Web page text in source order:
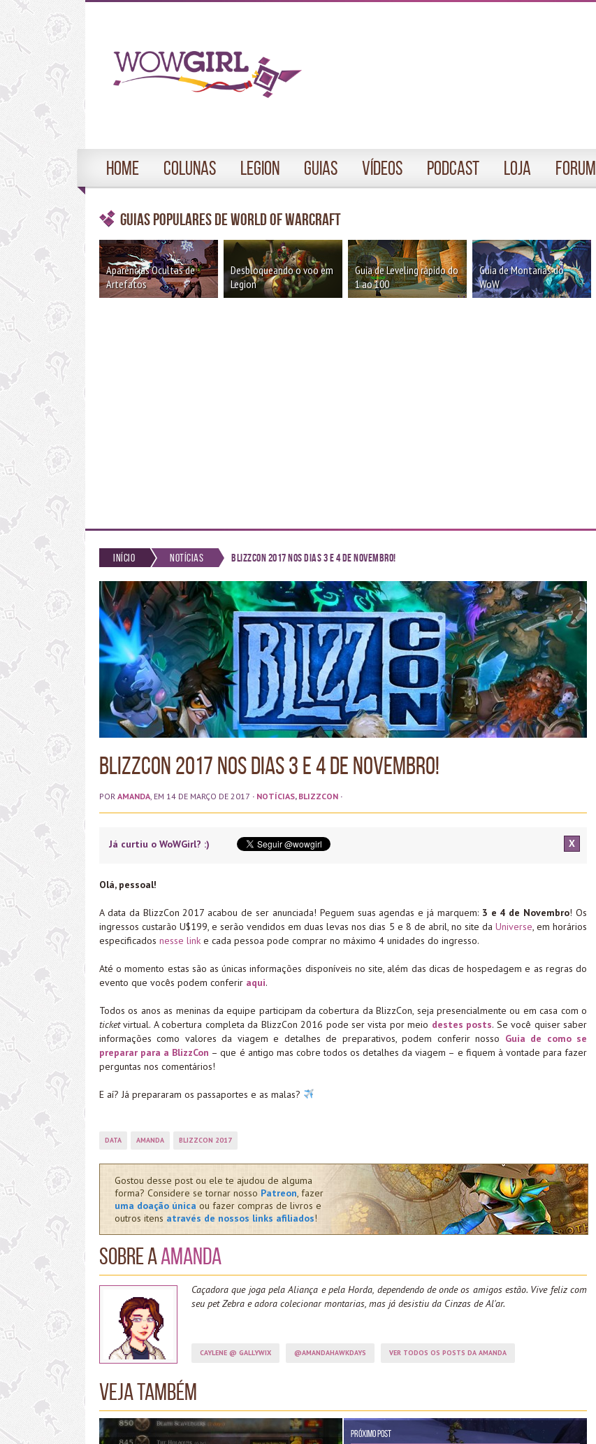
Home Colunas Legion Guias Vídeos Podcast Loja Forum
Guias Populares de World of Warcraft
Aparências Ocultas de
Artefatos
Desbloqueando o voo em
Legion
Guia de Leveling rápido do
1 ao 100
Guia de Montarias do
WoW
Início Notícias BlizzCon 2017 nos dias 3 e 4 de Novembro!
BlizzCon 2017 nos dias 3 e 4 de Novembro!
POR AMANDA, EM 14 DE MARÇO DE 2017 · NOTÍCIAS, BLIZZCON ·
Já curtiu o WoWGirl? :) X
Olá, pessoal!
A data da BlizzCon 2017 acabou de ser anunciada! Peguem suas agendas e já marquem: 3 e 4 de Novembro! Os
ingressos custarão U$199, e serão vendidos em duas levas nos dias 5 e 8 de abril, no site da Universe, em horários
especificados nesse link e cada pessoa pode comprar no máximo 4 unidades do ingresso.
Até o momento estas são as únicas informações disponíveis no site, além das dicas de hospedagem e as regras do
evento que vocês podem conferir aqui.
Todos os anos as meninas da equipe participam da cobertura da BlizzCon, seja presencialmente ou em casa com o
ticketvirtual. A cobertura completa da BlizzCon 2016 pode ser vista por meio destes posts. Se você quiser saber
informações como valores da viagem e detalhes de preparativos, podem conferir nosso Guia de como se
preparar para a BlizzCon – que é antigo mas cobre todos os detalhes da viagem – e fiquem à vontade para fazer
perguntas nos comentários!
E aí? Já prepararam os passaportes e as malas?
DATA AMANDA BLIZZCON 2017
Gostou desse post ou ele te ajudou de alguma
forma? Considere se tornar nosso Patreon, fazer
uma doação única ou fazer compras de livros e
outros itens através de nossos links afiliados!
Sobre aAmanda
Caçadora que joga pela Aliança e pela Horda, dependendo de onde os amigos estão. Vive feliz com
seu pet Zebra e adora colecionar montarias, mas já desistiu da Cinzas de Al'ar.
CAYLENE @ GALLYWIX @AMANDAHAWKDAYS VER TODOS OS POSTS DA AMANDA
Veja também
Próximo Post